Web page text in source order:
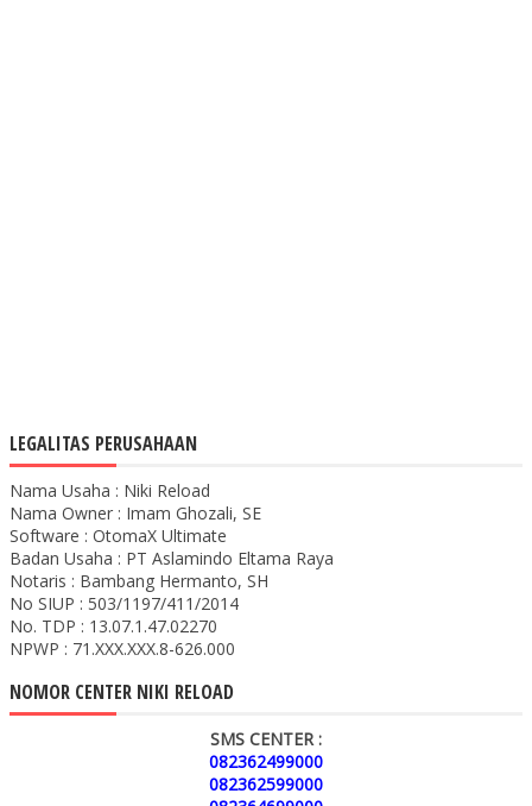
LEGALITAS PERUSAHAAN
Nama Usaha : Niki Reload
Nama Owner : Imam Ghozali, SE
Software : OtomaX Ultimate
Badan Usaha : PT Aslamindo Eltama Raya
Notaris : Bambang Hermanto, SH
No SIUP : 503/1197/411/2014
No. TDP : 13.07.1.47.02270
NPWP : 71.XXX.XXX.8-626.000
NOMOR CENTER NIKI RELOAD
SMS CENTER :
082362499000
082362599000